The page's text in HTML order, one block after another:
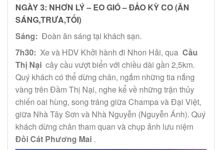
NGÀY 3: NHƠN LÝ – EO GIÓ – ĐẢO KỲ CO (ĂN
SÁNG,TRƯA,TỐI)
Sáng: Đoàn ăn sáng tại khách sạn.
7h30: Xe và HDV Khởi hành đi Nhon Hải, qua Cầu
Thị Nại cây cầu vượt biển với chiều dài gần 2,5km.
Quý khách có thể dừng chân, ngắm những tia nắng
vàng trên Đầm Thị Nại, nghe kể về những trận thủy
chiến oai hùng, song tráng giữa Champa và Đại Việt,
giữa Nhà Tây Sơn và Nhà Nguyễn (Nguyễn Ánh). Quý
khách dừng chân tham quan và chụp ảnh lưu niệm
Đồi Cát Phương Mai .